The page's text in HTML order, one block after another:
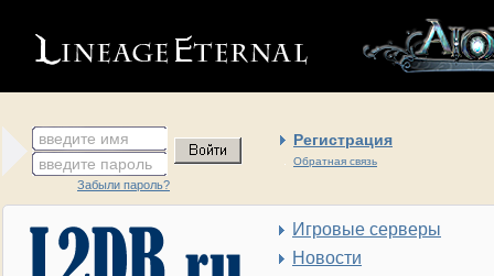
введите имя Регистрация
Обратная связь
введите пароль
Забыли пароль?
Игровые серверы
Новости